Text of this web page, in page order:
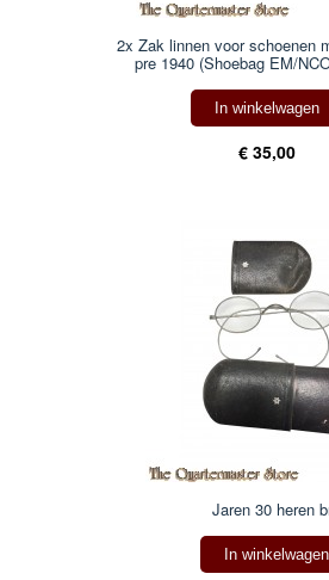
2x Zak linnen voor schoenen
pre 1940 (Shoebag EM/
In winkelwagen
€ 35,00
Jaren 30 heren
In winkelwagen